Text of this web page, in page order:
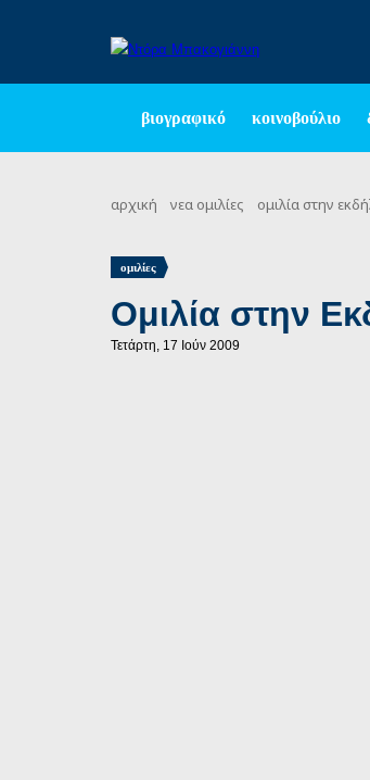
βιογραφικό κοινοβούλιο
αρχική νεα ομιλίες ομιλία στην
ομιλίες
Ομιλία στην
Τετάρτη, 17 Ιούν 2009